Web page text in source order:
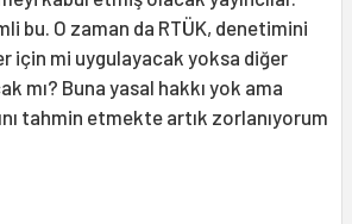
bu. O zaman da RTÜK, denetimini
için mi uygulayacak yoksa diğer
mı? Buna yasal hakkı yok ama
tahmin etmekte artık zorlanıyorum